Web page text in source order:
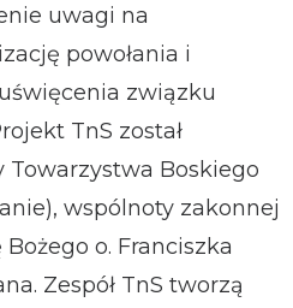
uwagi na
powołania i
związku
TnS został
Towarzystwa Boskiego
wspólnoty zakonnej
Bożego o. Franciszka
Zespół TnS tworzą